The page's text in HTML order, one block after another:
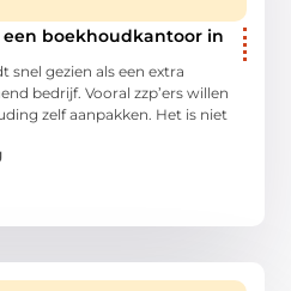
boekhoudkantoor in
gezien als een extra
bedrijf. Vooral zzp’ers willen
zelf aanpakken. Het is niet